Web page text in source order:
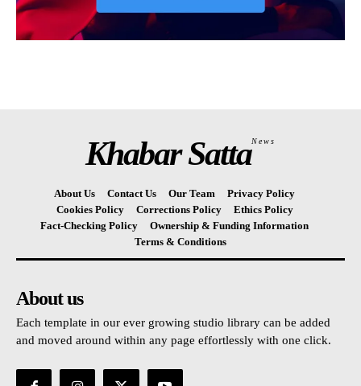
Khabar SattaNews
About Us Contact Us Our Team
Privacy Policy
Cookies Policy
Corrections Policy
Ethics Policy
Fact-Checking Policy
Ownership & Funding Information
Terms & Conditions
About us
Each template in our ever growing studio library can be added
and moved around within any page effortlessly with one click.